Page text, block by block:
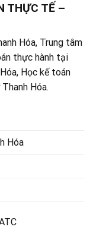
THỰC TẾ –
Hóa, Trung tâm
thực hành tại
Học kế toán
Hóa.
Hóa